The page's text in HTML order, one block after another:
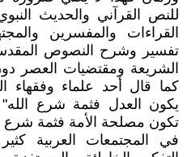
للنص القرآني والحديث
القراءات والمفسرين
تفسير وشرح النصوص
الشريعة ومقتضيات العصر
كما قال أحد علماء وفقهاء
يكون العدل فثمة شرع
تكون مصلحة الأمة فثمة شرع
في المجتمعات العربية